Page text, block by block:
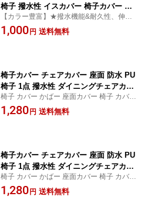
椅子 撥水性 イスカバー 椅子カバー ダ
イニングチェアカバー チェアーカバー
北欧 フィットカバー かけるだけ 伸縮素
【カラー豊富】★撥水機能&耐久性、伸縮性
抜群★幅広く適用の汎用性 座面カバー 椅子
カバー ダイニングチェアカバー オフィスチ
1,000円 送料無料
椅子カバー チェアカバー 座面 防水 PU
椅子 1点 撥水性 ダイニングチェアカバ
ー チェアーカバー フィットカバー かけ
るだけ ストレッチ 伸縮素材 ずれにくい
椅子 カバー かばー 座面カバー 椅子 カバー
座面用 PU 撥水 伸縮性抜群 取付簡単 chair c
over ダイニングチェアカバー オフィスチェ
1,280円 送料無料
椅子カバー チェアカバー 座面 防水 PU
椅子 1点 撥水性 ダイニングチェアカバ
ー チェアーカバー フィットカバー かけ
るだけ ストレッチ 伸縮素材 ずれにくい
椅子 カバー かばー 座面カバー 椅子 カバー
座面用 PU 撥水 伸縮性抜群 取付簡単 chair c
over ダイニングチェアカバー オフィスチェ
1,280円 送料無料